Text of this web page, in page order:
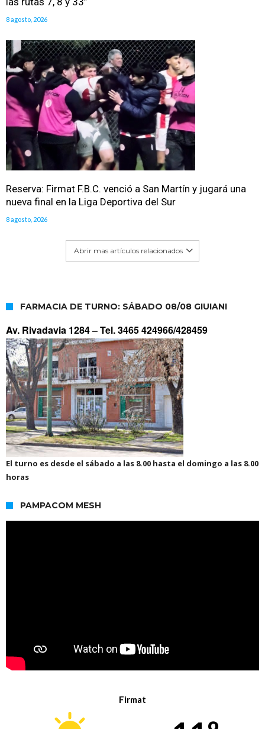
8 agosto, 2026
Reserva: Firmat F.B.C. venció a San Martín y jugará una
nueva final en la Liga Deportiva del Sur
8 agosto, 2026
Abrir mas artículos relacionados
FARMACIA DE TURNO: SÁBADO 08/08 GIUIANI
Av. Rivadavia 1284 –Tel. 3465 424966/428459
El turno es desde el sábado a las 8.00 hasta el domingo a las 8.00
horas
PAMPACOM MESH
Firmat